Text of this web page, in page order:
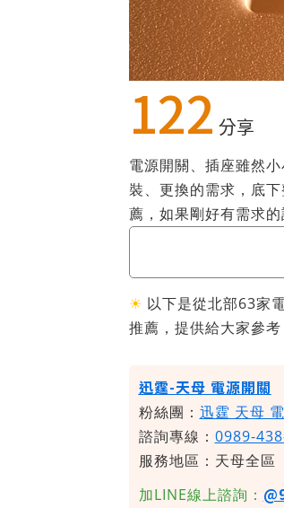
122 分享
電源開關、插座雖然
裝、更換的需求，底
薦，如果剛好有需求
☀ 以下是從北部63家
推薦，提供給大家參考
​迅霆-天母 電源開關
粉絲團： 迅霆 天母
諮詢專線： 0989-
服務地區：天母全區
加LINE線上諮詢：